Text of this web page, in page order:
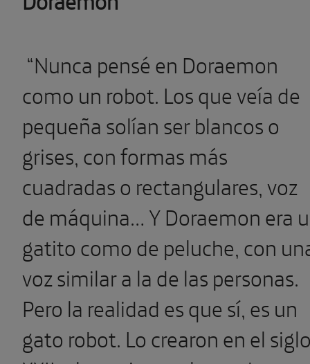
“Nunca pensé en Doraemon
como un robot. Los que veía de
pequeña solían ser blancos o
grises, con formas más
cuadradas o rectangulares, voz
de máquina… Y Doraemon era
gatito como de peluche, con
voz similar a la de las personas.
Pero la realidad es que sí, es un
gato robot. Lo crearon en el